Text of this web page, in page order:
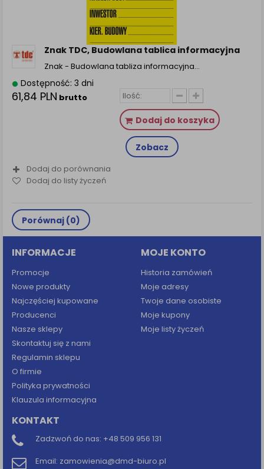
Znak TDC, Budowlana tablica informacyjna
Znak - Budowlana tabliza informacyjna…
Dostępność: 3 dni
61,84 PLN brutto
Dodaj do koszyka
Zobacz
Dodaj do porównania
Dodaj do listy życzeń
Porównaj (0)
INFORMACJE
Promocje
Nowe produkty
Najczęściej kupowane
Producenci
Nasze sklepy
Skontaktuj się z nami
Regulamin sklepu
O firmie
Polityka prywatności
Klauzula informacyjna
MOJE KONTO
Historia zamówień
Moje adresy
Twoje dane osobiste
Moje kupony
Moje listy życzeń
KONTAKT
Zadzwoń do nas: +48 509 956 131
Email: zamowienia@dmd-biuro.pl